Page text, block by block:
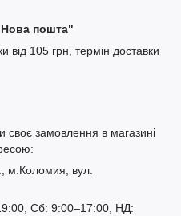
пошта"
від 105 грн, термін доставки
своє замовлення в магазині
м.Коломия, вул.
Сб: 9:00–17:00, НД: